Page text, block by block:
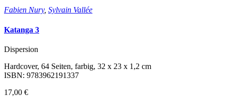
Fabien Nury, Sylvain Vallée
Katanga 3
Dispersion
Hardcover, 64 Seiten, farbig, 32 x 23 x 1,2 cm
ISBN: 9783962191337
17,00 €